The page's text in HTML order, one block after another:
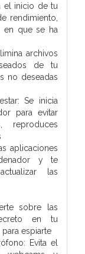
el inicio de tu
rendimiento,
en que se ha
archivos
de tu
no deseadas
Se inicia
para evitar
reproduces
aplicaciones
y te
las
sobre las
en tu
espiarte
Evita el